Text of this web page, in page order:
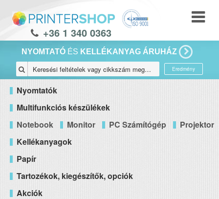
+36 1 340 0363
NYOMTATÓ ÉS KELLÉKANYAG ÁRUHÁZ
Eredmény
Nyomtatók
Multifunkciós készülékek
Notebook
Monitor PC Számítógép
Projektor
Kellékanyagok
Papír
Tartozékok, kiegészítők, opciók
Akciók